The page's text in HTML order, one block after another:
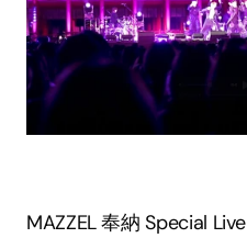
MAZZEL 奉納 Special Live